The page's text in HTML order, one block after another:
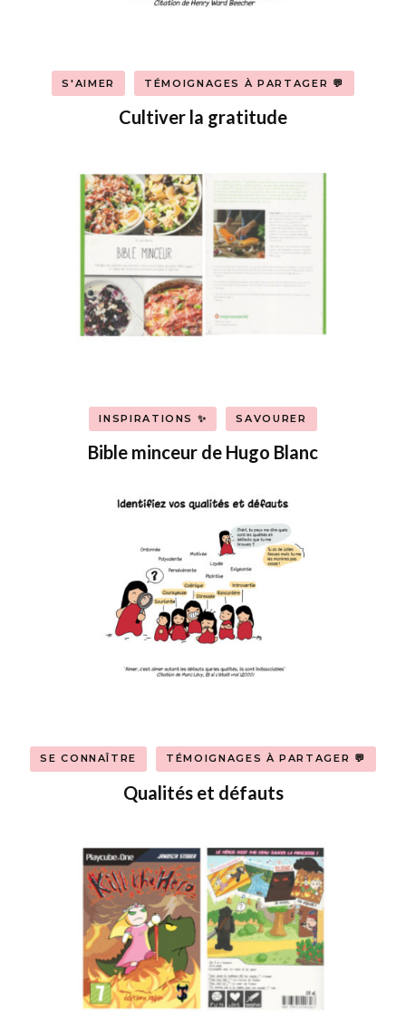
S'AIMER TÉMOIGNAGES À PARTAGER 💬
Cultiver la gratitude
INSPIRATIONS ✨ SAVOURER
Bible minceur de Hugo Blanc
SE CONNAÎTRE TÉMOIGNAGES À PARTAGER 💬
Qualités et défauts